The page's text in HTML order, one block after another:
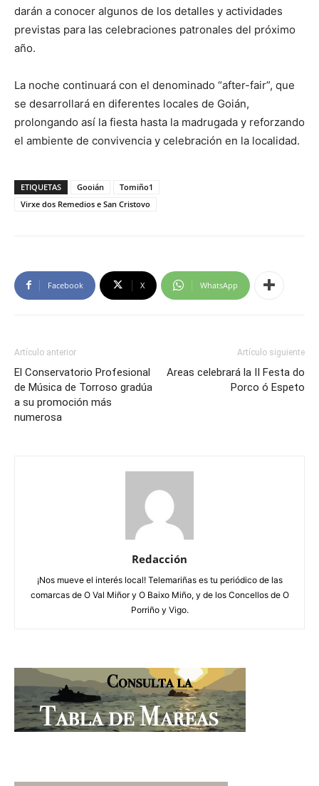
darán a conocer algunos de los detalles y actividades
previstas para las celebraciones patronales del próximo
año.
La noche continuará con el denominado “after-fair”, que
se desarrollará en diferentes locales de Goián,
prolongando así la fiesta hasta la madrugada y reforzando
el ambiente de convivencia y celebración en la localidad.
ETIQUETAS Gooián
Tomiño1
Virxe dos Remedios e San Cristovo
Facebook X WhatsApp
Artículo anterior
El Conservatorio Profesional
de Música de Torroso gradúa
a su promoción más
numerosa
Artículo siguiente
Areas celebrará la II Festa do
Porco ó Espeto
Redacción
¡Nos mueve el interés local! Telemariñas es tu periódico de las
comarcas de O Val Miñor y O Baixo Miño, y de los Concellos de O
Porriño y Vigo.